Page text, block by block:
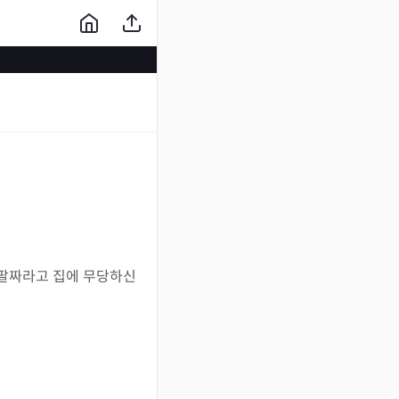
짜라고 집에 무당하신